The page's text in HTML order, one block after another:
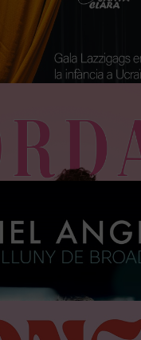
IMPOSSIBLE
AMOR
MÁS INFORMACIÓN